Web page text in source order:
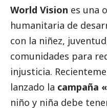
World Vision es una
humanitaria de
con la niñez,
comunidades para
injusticia.
lanzado la campaña
niño y niña debe